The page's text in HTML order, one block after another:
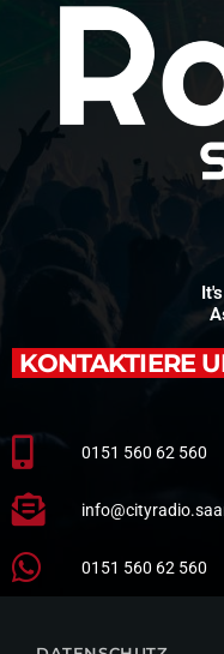
KONTAKTIERE
0151 560 62 560
0151 560 62 560